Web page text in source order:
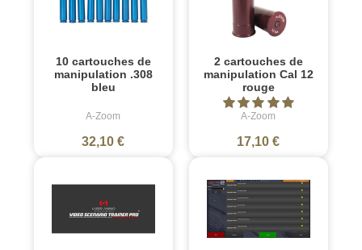
10 cartouches de
manipulation .308
bleu
A-Zoom
32,10 €
2 cartouches de
manipulation Cal 12
rouge
A-Zoom
17,10 €